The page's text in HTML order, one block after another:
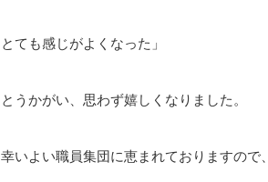
とても感じがよくなった」
とうかがい、思わず嬉しくなりました。
幸いよい職員集団に恵まれておりますので、